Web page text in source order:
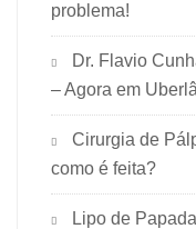
problema!
Dr. Flavio
– Agora em
Cirurgia de
como é feita?
Lipo de